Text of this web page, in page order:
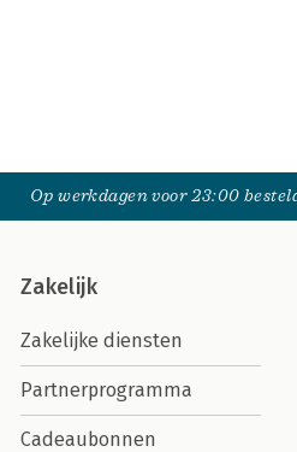
Op werkdagen voor 23:00
Zakelijk
Zakelijke diensten
Partnerprogramma
Cadeaubonnen